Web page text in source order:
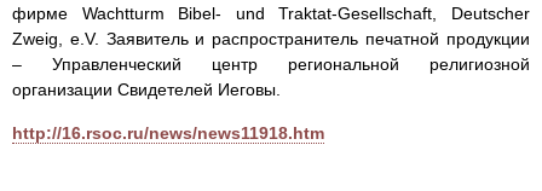
фирме Wachtturm Bibel- und Traktat-Gesellsсhaft, Deutscher
Zweig, e.V. Заявитель и распространитель печатной продукции
– Управленческий центр региональной религиозной
организации Свидетелей Иеговы.
http://16.rsoc.ru/news/news11918.htm